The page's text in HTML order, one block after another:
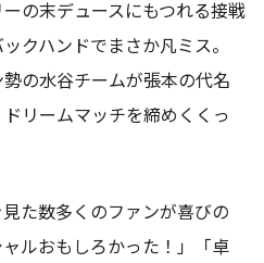
の末デュースにもつれる接戦
クハンドでまさか凡ミス。
の水谷チームが張本の代名
リームマッチを締めくくっ
た数多くのファンが喜びの
ルおもしろかった！」「卓